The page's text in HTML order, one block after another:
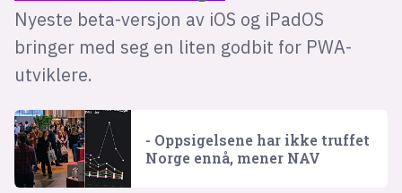
Nyeste beta-versjon av iOS og iPadOS
bringer med seg en liten godbit for PWA-
utviklere.
- Oppsigelsene har ikke truffet
Norge ennå, mener NAV